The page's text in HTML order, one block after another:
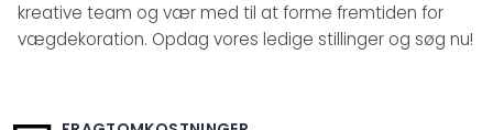
kreative team og vær med til at forme fremtiden for
vægdekoration. Opdag vores ledige stillinger og søg nu!